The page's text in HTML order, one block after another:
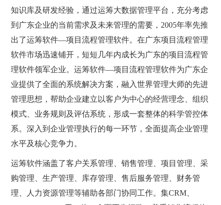
知识库及研发经验，通过运筹大数据管理平台，充分考虑
到广东企业的当前需求及未来管理的需要，2005年率先推
出了运筹软件—项目流程管理软件。在广东项目流程管理
软件市场迅速铺开，短短几年内成长为广东的项目流程管
理软件领军企业。运筹软件—项目流程管理软件为广东企
业提供了全面的系统解决方案，融入世界管理大师的先进
管理思想，帮助企业建立以客户为中心的经营理念、组织
模式、业务规则及评估系统，形成一套整体的科学管控体
系。深入到企业管理执行的每一环节，全面提高企业管理
水平及核心竞争力。
运筹软件涵盖了客户关系管理、销售管理、项目管理、采
购管理、生产管理、库存管理、售后服务管理、财务管
理、人力资源管理等辅助各部门协同工作。集CRM、